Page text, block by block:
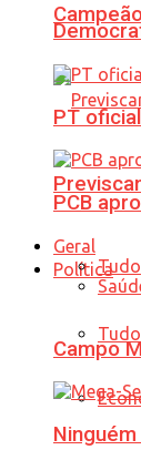
Política
Tudo
PT
PCB
Geral
Tudo
Campo